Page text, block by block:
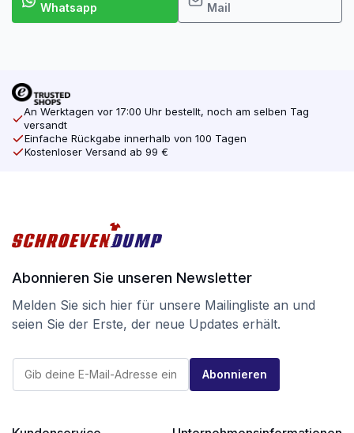
Whatsapp
Mail
An Werktagen vor 17:00 Uhr bestellt, noch am selben Tag
versandt
Einfache Rückgabe innerhalb von 100 Tagen
Kostenloser Versand ab 99 €
Abonnieren Sie unseren Newsletter
Melden Sie sich hier für unsere Mailingliste an und
seien Sie der Erste, der neue Updates erhält.
M
E
M
Abonnieren